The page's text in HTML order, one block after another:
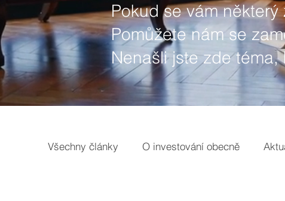
Pokud se vám
Pomůžete nám se
Nenašli jste zde
Všechny články O investování obecně